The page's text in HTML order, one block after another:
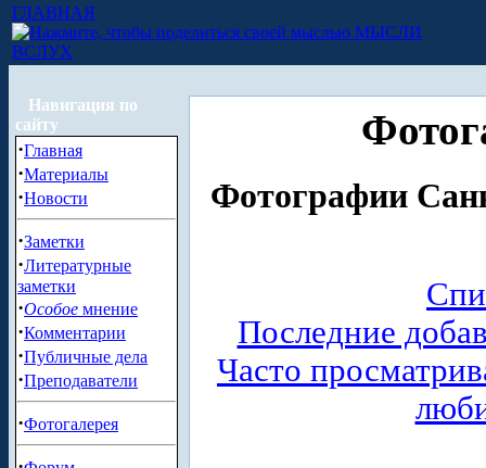
ГЛАВНАЯ
МЫСЛИ
ВСЛУХ
Навигация по
сайту
·Главная
·Материалы
·Новости
·Заметки
·Литературные
заметки
·Особое мнение
·Комментарии
·Публичные дела
·Преподаватели
·Фотогалерея
Фотографии
Последние
Часто